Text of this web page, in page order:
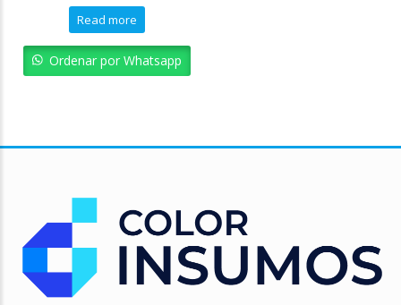
price
was:
Bs. 6.503,91.Bs. 5.853,52.
Read more
Ordenar por Whatsapp